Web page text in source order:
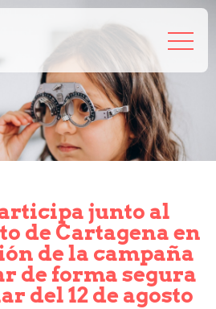
junto al
de Cartagena en
de la campaña
de forma segura
del 12 de agosto